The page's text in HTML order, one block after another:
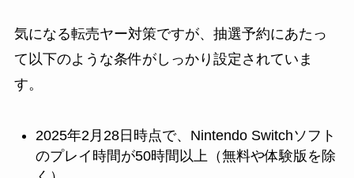
気になる転売ヤー対策ですが、抽選予約にあたっ
て以下のような条件がしっかり設定されていま
す。
2025年2月28日時点で、Nintendo Switchソフト
のプレイ時間が50時間以上（無料や体験版を除